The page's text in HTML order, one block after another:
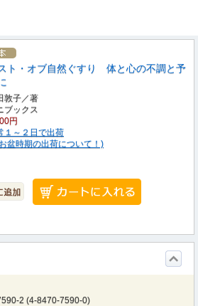
ト・オブ自然ぐすり 体と心の不調と予
敦子／著
ブックス
円
１～２日で出荷
盆時期の出荷について！)
2 (4-8470-7590-0)